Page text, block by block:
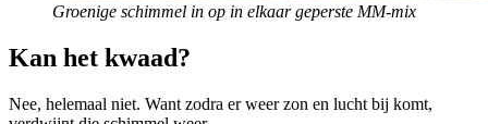
Groenige schimmel in op in elkaar geperste MM-mix
Kan het kwaad?
Nee, helemaal niet. Want zodra er weer zon en lucht bij komt,